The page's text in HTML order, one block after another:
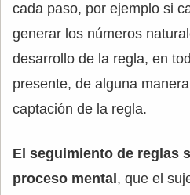
cada paso, por ejemplo si
generar los números
desarrollo de la regla, en
presente, de alguna
captación de la regla.
El seguimiento de reglas
proceso mental , que el